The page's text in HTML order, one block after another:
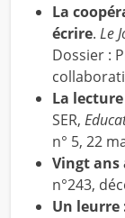
La
écrire. Le
Dossier :
La
SER,
n° 5, 22
Vingt ans
n°243,
Un leurre